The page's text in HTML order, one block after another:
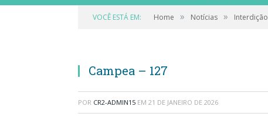
VOCÊ ESTÁ EM: Home » Notícias » Interdição
Campea – 127
POR CR2-ADMIN15 EM 21 DE JANEIRO DE 2026